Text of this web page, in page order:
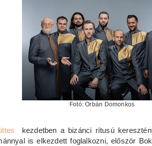
Fotó: Orbán Domonkos
kezdetben a bizánci rítusú
is elkezdett foglalkozni, először